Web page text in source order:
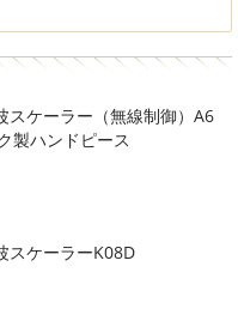
スケーラー（無線制御）A6
製ハンドピース
スケーラーK08D